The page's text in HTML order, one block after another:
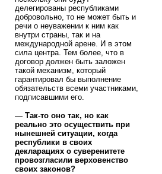
делегированы республиками
добровольно, то не может быть и
речи о неуважении к ним как
внутри страны, так и на
международной арене. И в этом
сила центра. Тем более, что в
договор должен быть заложен
такой механизм, который
гарантировал бы выполнение
обязательств всеми участниками,
подписавшими его.
— Так-то оно так, но как
реально это осуществить при
нынешней ситуации, когда
республики в своих
декларациях о суверенитете
провозгласили верховенство
своих законов?